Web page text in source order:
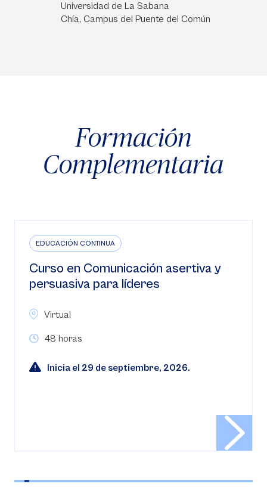
Universidad de La Sabana
Chía, Campus del Puente del Común
Formación
Complementaria
EDUCACIÓN CONTINUA
Diplomado Data storytelling: una
estrategia aplicada a ciencia de
sincrónicos